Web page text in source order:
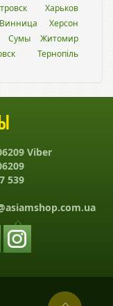
Харьков
Винница
Херсон
Сумы
Житомир
Тернопіль
Viber
539